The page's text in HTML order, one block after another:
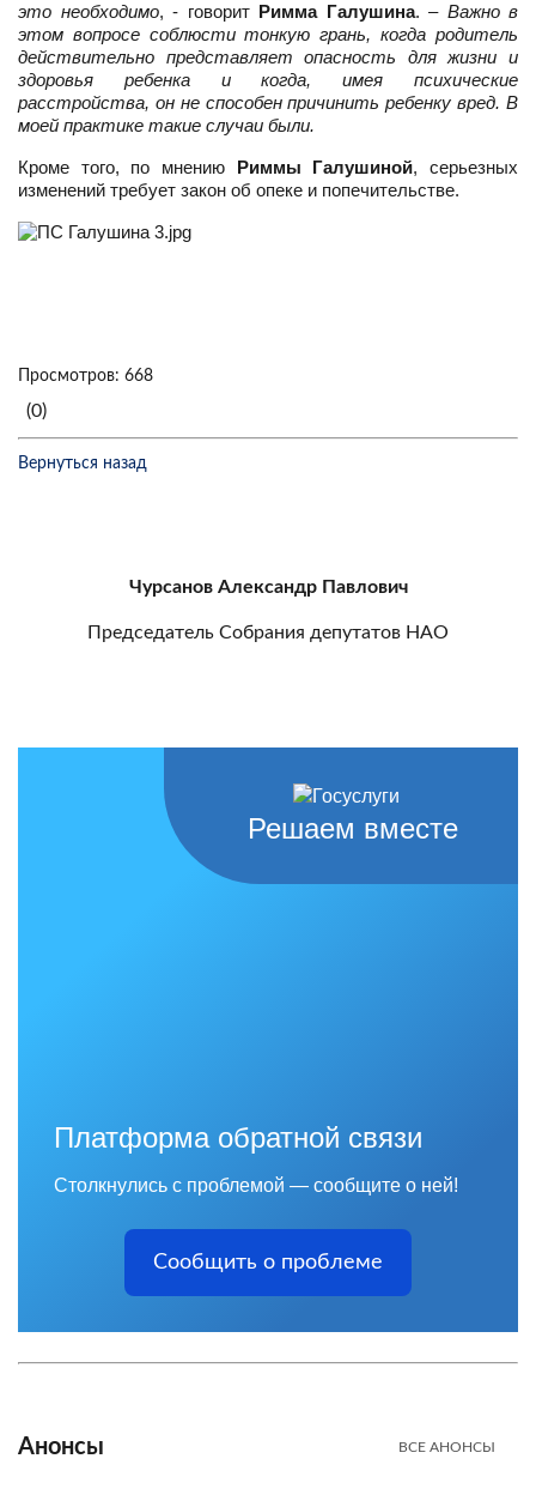
это необходимо, - говорит Римма Галушина. – Важно в
этом вопросе соблюсти тонкую грань, когда родитель
действительно представляет опасность для жизни и
здоровья ребенка и когда, имея психические
расстройства, он не способен причинить ребенку вред. В
моей практике такие случаи были.
Кроме того, по мнению Риммы Галушиной, серьезных
изменений требует закон об опеке и попечительстве.
Просмотров: 668
(0)
Вернуться назад
Чурсанов Александр Павлович
Председатель Собрания депутатов НАО
Решаем вместе
Платформа обратной связи
Столкнулись с проблемой — сообщите о ней!
Сообщить о проблеме
Анонсы ВСЕ АНОНСЫ